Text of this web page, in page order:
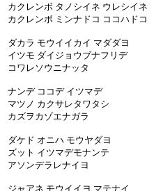
カクレンボ タノシイネ ウレシイネ
カクレンボ ミンナドコ ココハドコ
ダカラ モウイイカイ マダダヨ
イツモ ダイジョウブナフリデ
コワレソウニナッタ
ナンデ ココデ イツマデ
マツノ カクサレタワタシ
カズヲカゾエナガラ
ダケド オニハ モウヤダヨ
ズット イツマデモナンテ
アソンデラレナイヨ
ジャアネ モウイイヨ マテナイ